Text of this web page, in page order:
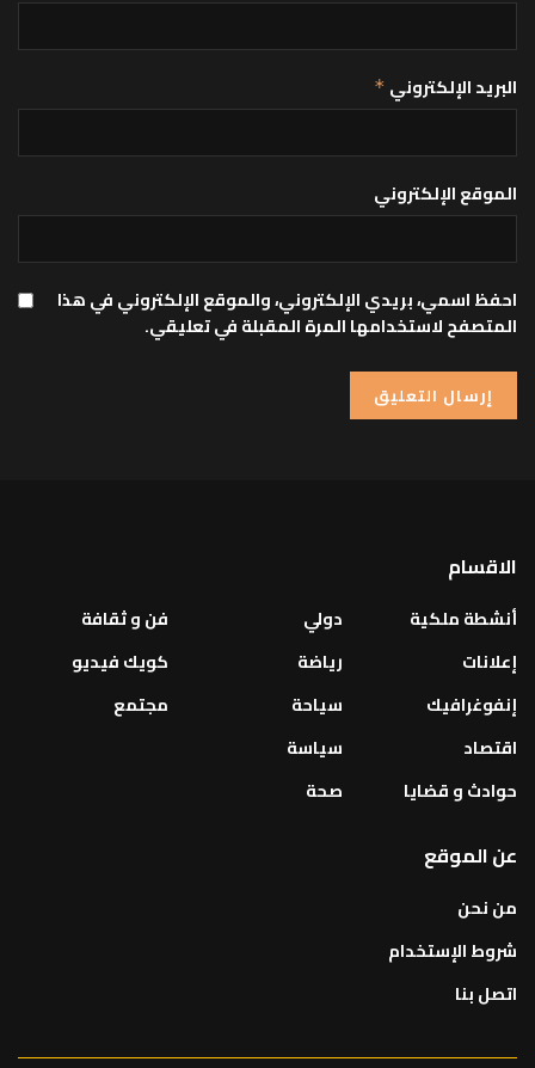
البريد الإلكتروني *
الموقع الإلكتروني
احفظ اسمي، بريدي الإلكتروني، والموقع الإلكتروني في هذا
المتصفح لاستخدامها المرة المقبلة في تعليقي.
الاقسام
أنشطة ملكية
إعلانات
إنفوغرافيك
اقتصاد
حوادث و قضايا
دولي
رياضة
سياحة
سياسة
صحة
فن و ثقافة
كويك فيديو
مجتمع
عن الموقع
من نحن
شروط الإستخدام
اتصل بنا